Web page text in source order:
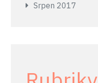
Srpen 2017